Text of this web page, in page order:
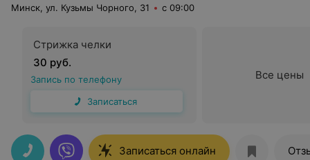
Минск, ул. Кузьмы Чорного, 31 с 09:00
Стрижка челки
30 руб.
Запись по телефону
Записаться
Все цены
Записаться онлайн